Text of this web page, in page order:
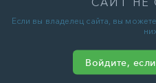
Если вы владелец сайта, вы
Войдите,